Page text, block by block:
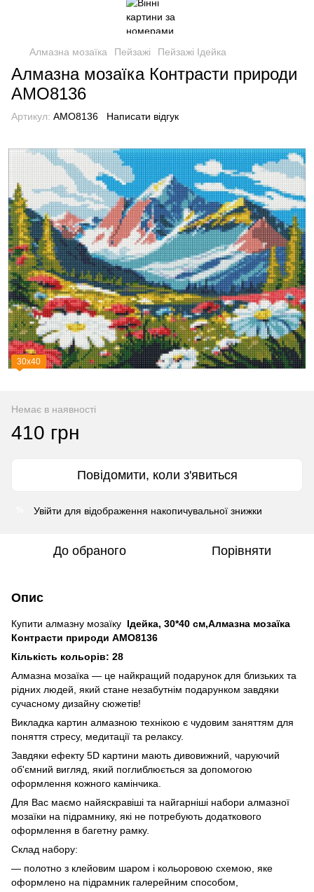
Алмазна мозаїка Пейзажі Пейзажі Ідейка
Алмазна мозаїка Контрасти природи
AMO8136
Артикул: AMO8136 Написати відгук
30х40
Немає в наявності
410 грн
Повідомити, коли з'явиться
Увійти для відображення накопичувальної знижки
До обраного Порівняти
Опис
Купити алмазну мозаїку Ідейка, 30*40 см,Алмазна мозаїка
Контрасти природи AMO8136
Кількість кольорів: 28
Алмазна мозаїка — це найкращий подарунок для близьких та
рідних людей, який стане незабутнім подарунком завдяки
сучасному дизайну сюжетів!
Викладка картин алмазною технікою є чудовим заняттям для
поняття стресу, медитації та релаксу.
Завдяки ефекту 5D картини мають дивовижний, чаруючий
об'ємний вигляд, який поглиблюється за допомогою
оформлення кожного камінчика.
Для Вас маємо найяскравіші та найгарніші набори алмазної
мозаїки на підрамнику, які не потребують додаткового
оформлення в багетну рамку.
Склад набору:
— полотно з клейовим шаром і кольоровою схемою, яке
оформлено на підрамник галерейним способом,